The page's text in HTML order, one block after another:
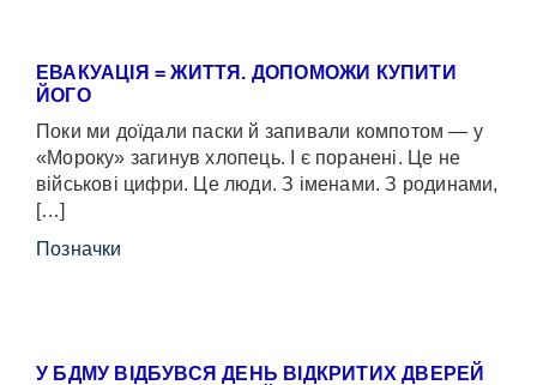
ЕВАКУАЦІЯ = ЖИТТЯ. ДОПОМОЖИ КУПИТИ
ЙОГО
Поки ми доїдали паски й запивали компотом — у
«Мороку» загинув хлопець. І є поранені. Це не
військові цифри. Це люди. З іменами. З родинами,
[…]
Позначки
У БДМУ ВІДБУВСЯ ДЕНЬ ВІДКРИТИХ ДВЕРЕЙ